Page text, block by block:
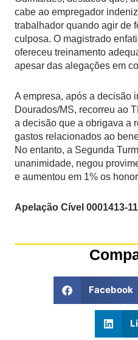
cabe ao empregador
trabalhador quando agir de
culposa. O magistrado
ofereceu treinamento
apesar das alegações em
A empresa, após a decisão
Dourados/MS, recorreu ao
a decisão que a obrigava a
gastos relacionados ao
No entanto, a Segunda
unanimidade, negou
e aumentou em 1% os
Apelação Cível 0001413-
Facebook